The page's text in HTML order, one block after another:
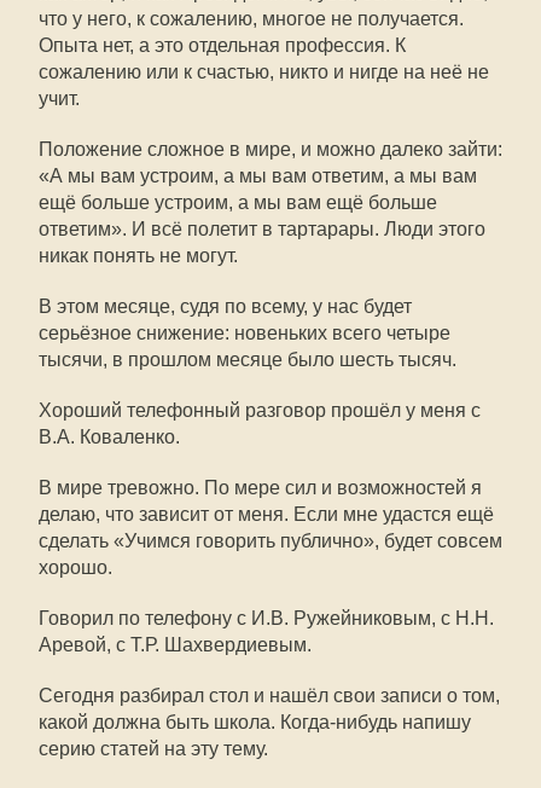
что у него, к сожалению, многое не получается.
Опыта нет, а это отдельная профессия. К
сожалению или к счастью, никто и нигде на неё не
учит.
Положение сложное в мире, и можно далеко зайти:
«А мы вам устроим, а мы вам ответим, а мы вам
ещё больше устроим, а мы вам ещё больше
ответим». И всё полетит в тартарары. Люди этого
никак понять не могут.
В этом месяце, судя по всему, у нас будет
серьёзное снижение: новеньких всего четыре
тысячи, в прошлом месяце было шесть тысяч.
Хороший телефонный разговор прошёл у меня с
В.А. Коваленко.
В мире тревожно. По мере сил и возможностей я
делаю, что зависит от меня. Если мне удастся ещё
сделать «Учимся говорить публично», будет совсем
хорошо.
Говорил по телефону с И.В. Ружейниковым, с Н.Н.
Аревой, с Т.Р. Шахвердиевым.
Сегодня разбирал стол и нашёл свои записи о том,
какой должна быть школа. Когда-нибудь напишу
серию статей на эту тему.